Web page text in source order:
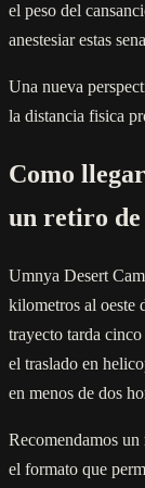
el peso del
anestesiar estas
Una nueva
la distancia fisica
Como
un retiro de
Umnya Desert
kilometros al oeste
trayecto tarda cinco
el traslado en
en menos de dos
Recomendamos
el formato que